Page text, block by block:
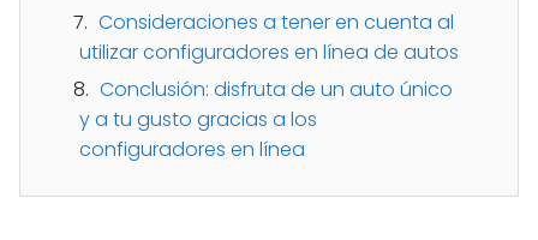
Consideraciones a tener en cuenta al
utilizar configuradores en línea de autos
Conclusión: disfruta de un auto único
y a tu gusto gracias a los
configuradores en línea